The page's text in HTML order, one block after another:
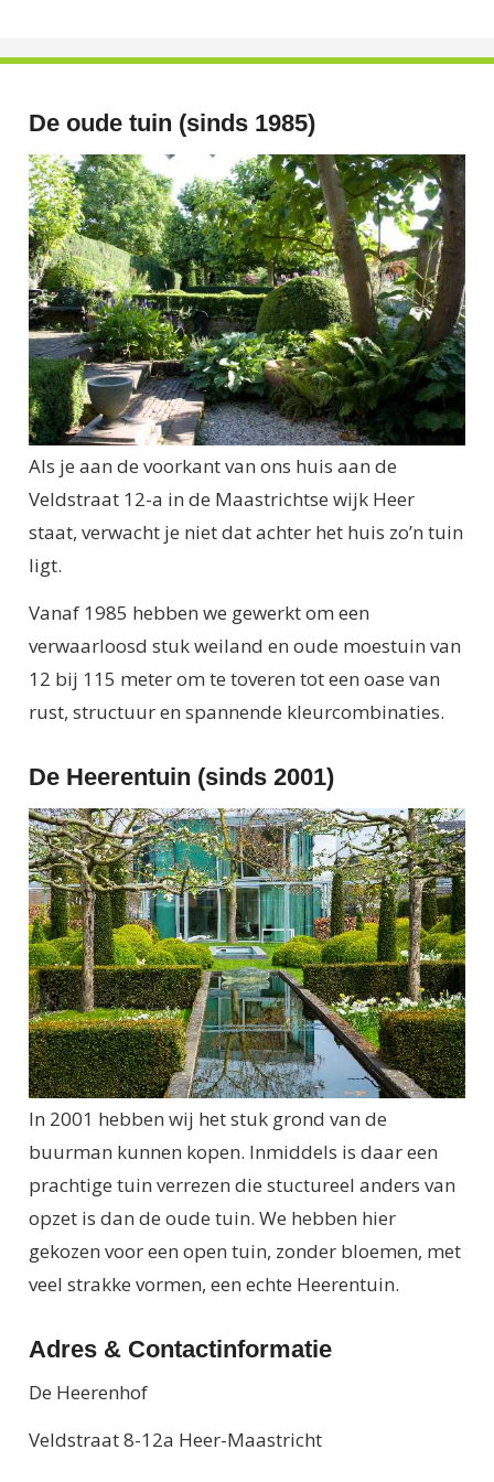
De oude tuin (sinds 1985)
Als je aan de voorkant van ons huis aan de
Veldstraat 12-a in de Maastrichtse wijk Heer
staat, verwacht je niet dat achter het huis zo’n tuin
ligt.
Vanaf 1985 hebben we gewerkt om een
verwaarloosd stuk weiland en oude moestuin van
12 bij 115 meter om te toveren tot een oase van
rust, structuur en spannende kleurcombinaties.
De Heerentuin (sinds 2001)
In 2001 hebben wij het stuk grond van de
buurman kunnen kopen. Inmiddels is daar een
prachtige tuin verrezen die stuctureel anders van
opzet is dan de oude tuin. We hebben hier
gekozen voor een open tuin, zonder bloemen, met
veel strakke vormen, een echte Heerentuin.
Adres & Contactinformatie
De Heerenhof
Veldstraat 8-12a Heer-Maastricht